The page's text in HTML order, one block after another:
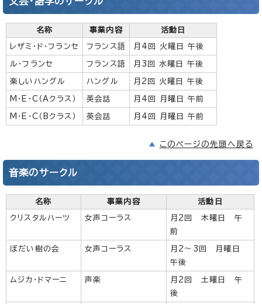
名称 事業内容 活動日
レザミ・ド・フランセ フランス語 月4回 火曜日 午後
ル・フランセ フランス語 月3回 水曜日 午後
楽しいハングル ハングル 月2回 火曜日 午後
M・E・C（Aクラス） 英会話 月4回 月曜日 午前
M・E・C（Bクラス） 英会話 月4回 月曜日 午前
このページの先頭へ戻る
音楽のサークル
名称 事業内容 活動日
クリスタルハーツ 女声コーラス
月2回 木曜日 午
前
ぼだい樹の会 女声コーラス
月2～3回 月曜日
午後
ムジカ・ドマーニ 声楽
月2回 土曜日 午
後